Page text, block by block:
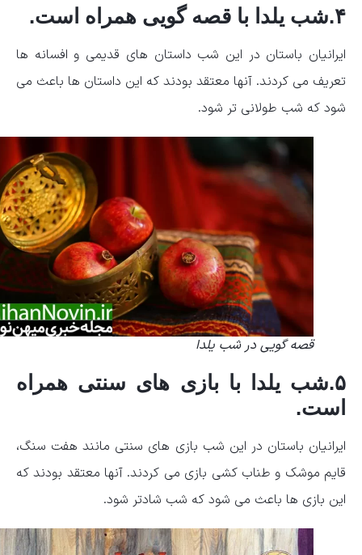
ایرانیان باستان در این شب داستان های قدیمی و افسانه ها
تعریف می کردند. آنها معتقد بودند که این داستان ها باعث می
شود که شب طولانی تر شود.
قصه گویی در شب یلدا
۵.شب یلدا با بازی های سنتی همراه
است.
ایرانیان باستان در این شب بازی های سنتی مانند هفت سنگ،
قایم موشک و طناب کشی بازی می کردند. آنها معتقد بودند که
این بازی ها باعث می شود که شب شادتر شود.